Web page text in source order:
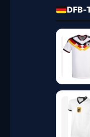
DFB-